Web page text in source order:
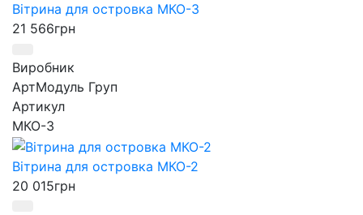
Вітрина для островка МКО-3
21 566грн
Виробник
АртМодуль Груп
Артикул
МКО-3
Вітрина для островка МКО-2
20 015грн